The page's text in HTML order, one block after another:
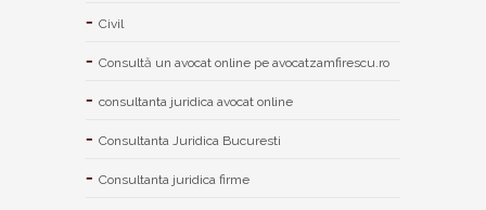
Civil
Consultă un avocat online pe avocatzamfirescu.ro
consultanta juridica avocat online
Consultanta Juridica Bucuresti
Consultanta juridica firme